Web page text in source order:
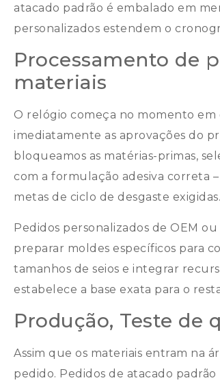
atacado padrão é embalado em
personalizados estendem o
Processamento de
materiais
O relógio começa no momento
imediatamente as aprovações do
bloqueamos as matérias-primas,
com a formulação adesiva correta
metas de ciclo de desgaste exigidas.
Pedidos personalizados de OEM
preparar moldes específicos para
tamanhos de seios e integrar
estabelece a base exata para o
Produção, Teste de
Assim que os materiais entram na
pedido. Pedidos de atacado